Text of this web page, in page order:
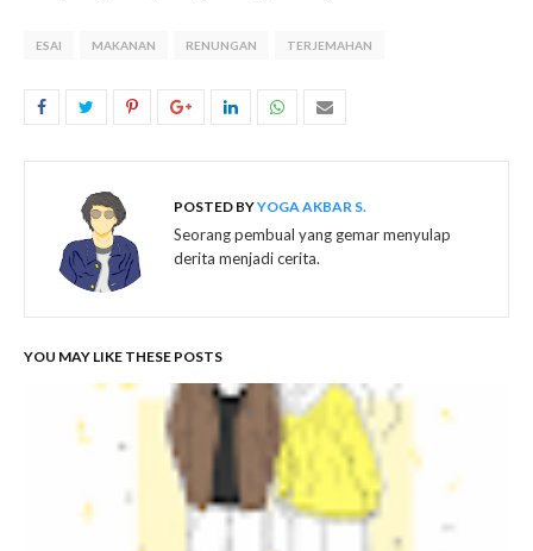
ESAI MAKANAN RENUNGAN TERJEMAHAN
POSTED BYYOGA AKBAR S.
Seorang pembual yang gemar menyulap
derita menjadi cerita.
YOU MAY LIKE THESE POSTS